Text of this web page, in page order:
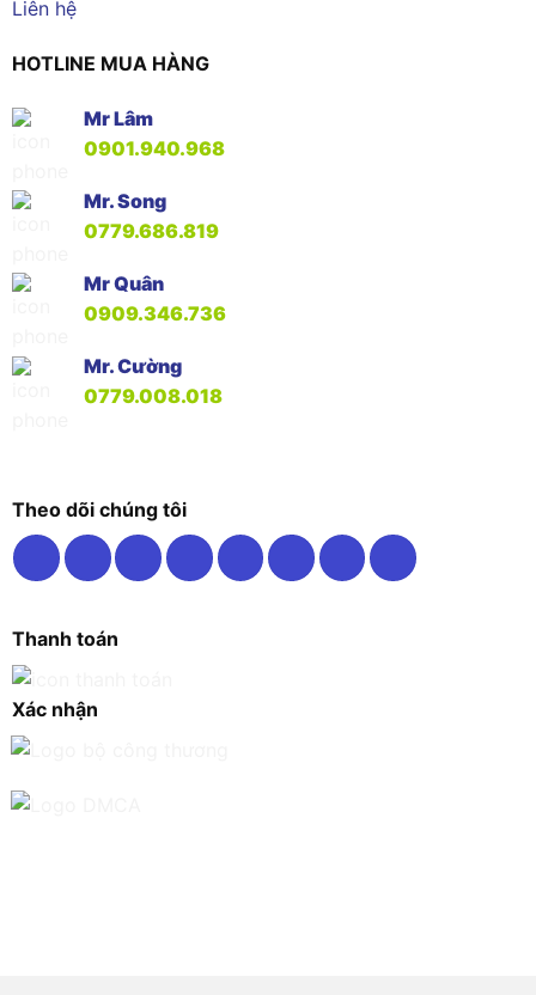
Liên hệ
HOTLINE MUA HÀNG
Mr Lâm
0901.940.968
Mr. Song
0779.686.819
Mr Quân
0909.346.736
Mr. Cường
0779.008.018
Theo dõi chúng tôi
Thanh toán
Xác nhận